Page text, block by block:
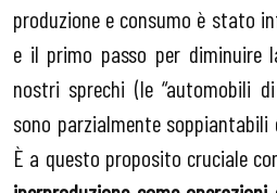
produzione e consumo è stato
e il primo passo per diminuire
nostri sprechi (le “automobili
sono parzialmente soppiantabili
È a questo proposito cruciale